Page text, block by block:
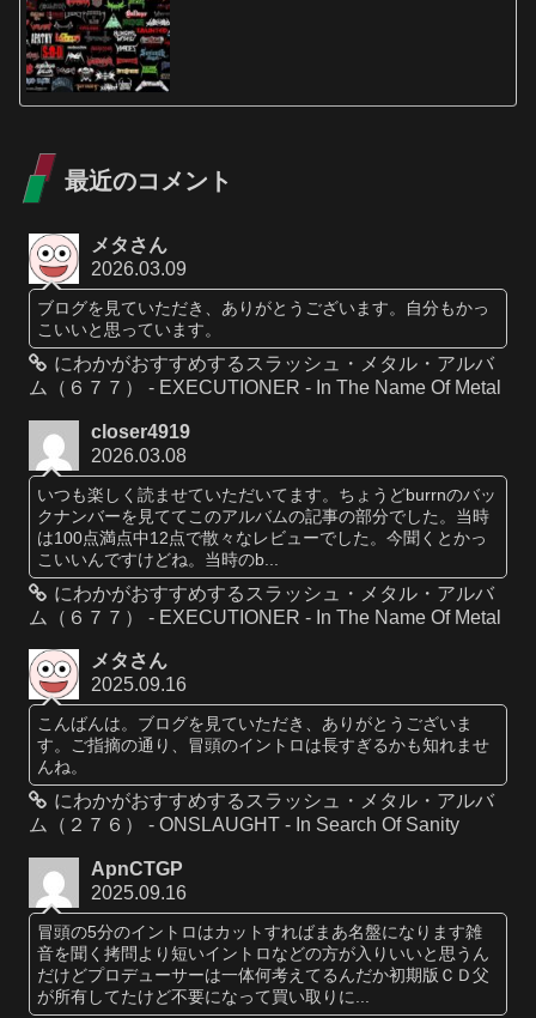
最近のコメント
メタさん
2026.03.09
ブログを見ていただき、ありがとうございます。自分もかっ
こいいと思っています。
にわかがおすすめするスラッシュ・メタル・アルバ
ム（６７７） - EXECUTIONER - In The Name Of Metal
closer4919
2026.03.08
いつも楽しく読ませていただいてます。ちょうどburrnのバッ
クナンバーを見ててこのアルバムの記事の部分でした。当時
は100点満点中12点で散々なレビューでした。今聞くとかっ
こいいんですけどね。当時のb...
にわかがおすすめするスラッシュ・メタル・アルバ
ム（６７７） - EXECUTIONER - In The Name Of Metal
メタさん
2025.09.16
こんばんは。ブログを見ていただき、ありがとうございま
す。ご指摘の通り、冒頭のイントロは長すぎるかも知れませ
んね。
にわかがおすすめするスラッシュ・メタル・アルバ
ム（２７６） - ONSLAUGHT - In Search Of Sanity
ApnCTGP
2025.09.16
冒頭の5分のイントロはカットすればまあ名盤になります雑
音を聞く拷問より短いイントロなどの方が入りいいと思うん
だけどプロデューサーは一体何考えてるんだか初期版ＣＤ父
が所有してたけど不要になって買い取りに...